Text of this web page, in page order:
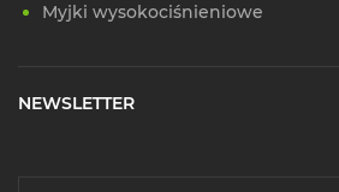
Myjki wysokociśnieniowe
NEWSLETTER